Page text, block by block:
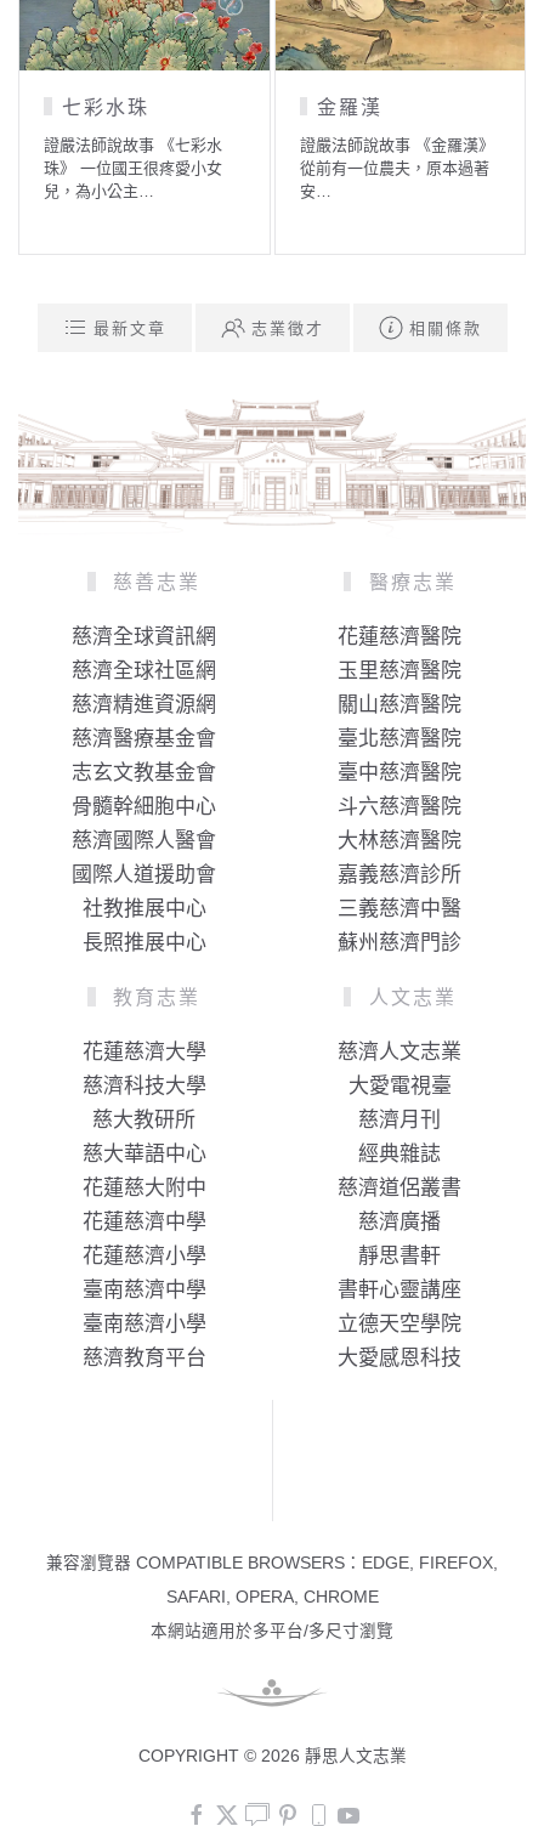
七彩水珠
證嚴法師說故事 《七彩水
珠》 一位國王很疼愛小女
兒，為小公主…
金羅漢
證嚴法師說故事 《金羅漢》
從前有一位農夫，原本過著
安…
最新文章 志業徵才 相關條款
慈善志業
慈濟全球資訊網
慈濟全球社區網
慈濟精進資源網
慈濟醫療基金會
志玄文教基金會
骨髓幹細胞中心
慈濟國際人醫會
國際人道援助會
社教推展中心
長照推展中心
醫療志業
花蓮慈濟醫院
玉里慈濟醫院
關山慈濟醫院
臺北慈濟醫院
臺中慈濟醫院
斗六慈濟醫院
大林慈濟醫院
嘉義慈濟診所
三義慈濟中醫
蘇州慈濟門診
教育志業
花蓮慈濟大學
慈濟科技大學
慈大教研所
慈大華語中心
花蓮慈大附中
花蓮慈濟中學
花蓮慈濟小學
臺南慈濟中學
臺南慈濟小學
慈濟教育平台
人文志業
慈濟人文志業
大愛電視臺
慈濟月刊
經典雜誌
慈濟道侶叢書
慈濟廣播
靜思書軒
書軒心靈講座
立德天空學院
大愛感恩科技
兼容瀏覽器 COMPATIBLE BROWSERS：EDGE, FIREFOX,
SAFARI, OPERA, CHROME
本網站適用於多平台/多尺寸瀏覽
COPYRIGHT © 2026 靜思人文志業